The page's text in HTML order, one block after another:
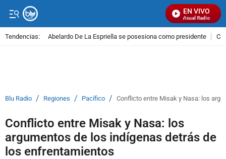
EN VIVO
Señal Visual Radio
Tendencias: Abelardo De La Espriella se posesiona como presidente
Blu Radio / Regiones / Pacífico / Conflicto entre Misak y Nasa: los
Conflicto entre Misak y Nasa: los
argumentos de los indígenas detrás de
los enfrentamientos